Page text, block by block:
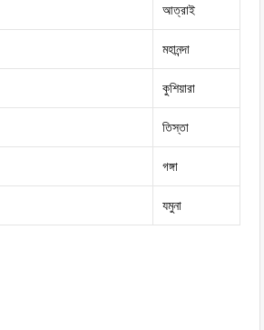
আত্রাই
মহানন্দা
কুশিয়ারা
তিস্তা
গঙ্গা
যমুনা